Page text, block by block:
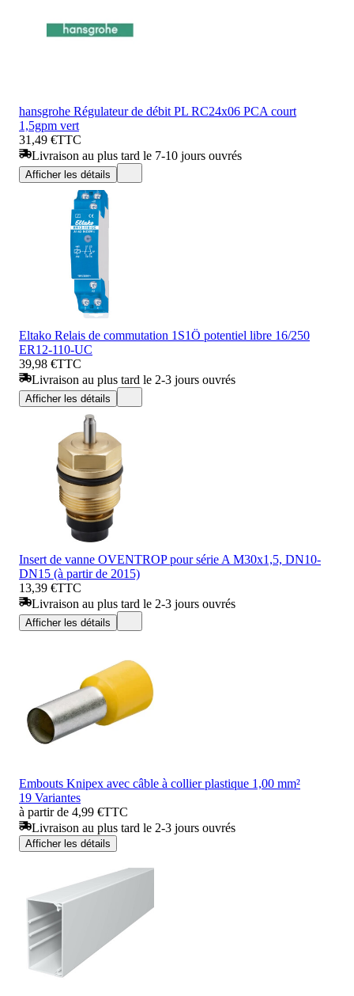
hansgrohe Régulateur de débit PL RC24x06 PCA court
1,5gpm vert
31,49 €TTC
Livraison au plus tard le 7-10 jours ouvrés
Afficher les détails
Eltako Relais de commutation 1S1Ö potentiel libre 16/250
ER12-110-UC
39,98 €TTC
Livraison au plus tard le 2-3 jours ouvrés
Afficher les détails
Insert de vanne OVENTROP pour série A M30x1,5, DN10-
DN15 (à partir de 2015)
13,39 €TTC
Livraison au plus tard le 2-3 jours ouvrés
Afficher les détails
Embouts Knipex avec câble à collier plastique 1,00 mm²
19 Variantes
à partir de 4,99 €TTC
Livraison au plus tard le 2-3 jours ouvrés
Afficher les détails